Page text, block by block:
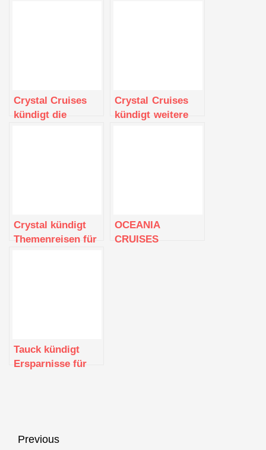
Crystal Cruises
kündigt die
Crystal Cruises
kündigt weitere
Crystal kündigt
Themenreisen für
OCEANIA
CRUISES
Tauck kündigt
Ersparnisse für
Beitragsnavigation
Previous